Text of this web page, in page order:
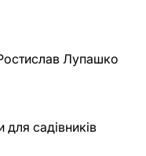
Лупашко
садівників